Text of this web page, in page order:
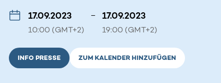
17.09.2023
10:00 (GMT+2)
– 17.09.2023
19:00 (GMT+2)
INFO PRESSE ZUM KALENDER HINZUFÜGEN